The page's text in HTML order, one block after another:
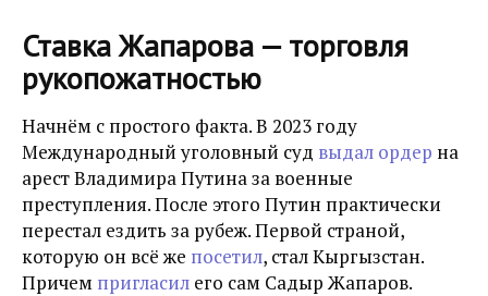
Ставка Жапарова — торговля
рукопожатностью
Начнём с простого факта. В 2023 году
Международный уголовный суд выдал ордер на
арест Владимира Путина за военные
преступления. После этого Путин практически
перестал ездить за рубеж. Первой страной,
которую он всё же посетил, стал Кыргызстан.
Причем пригласил его сам Садыр Жапаров.